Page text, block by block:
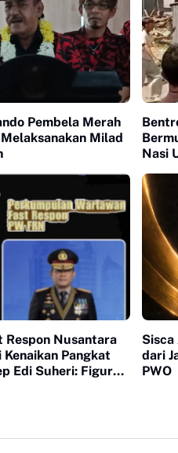
Pembela Merah
Milad
Nasi
Respon Nusantara
Pangkat
Edi Suheri: Figur
dari
PWO